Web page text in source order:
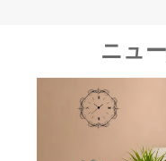
ニュ